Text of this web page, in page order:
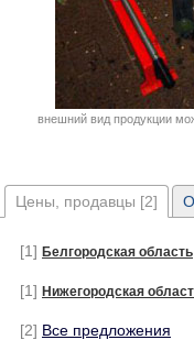
внешний вид продукции
Цены, продавцы [2]
[1] Белгородская область
[1] Нижегородская
[2] Все предложения